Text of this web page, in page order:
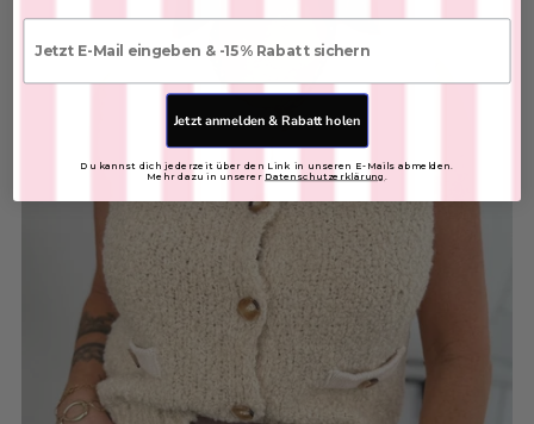
SKU: 2607095
FARBE:
Add to Cart
Leather tie belt
SKU: 2601415
$22.40
Jetzt anmelden & Rabatt holen
Du kannst dich jederzeit über den Link in unseren E-Mails abmelden.
Mehr dazu in unserer Datenschutzerklärung .